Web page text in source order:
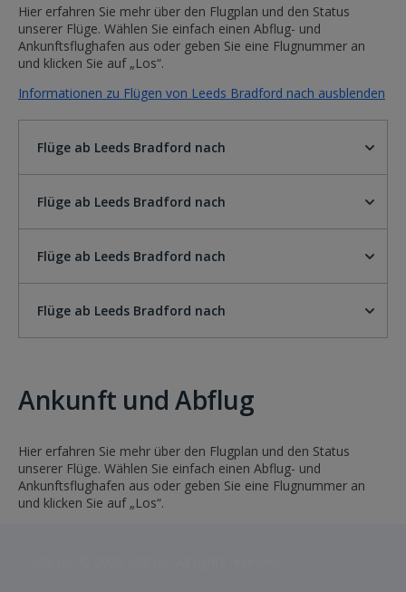
Hier erfahren Sie mehr über den Flugplan und den Status
unserer Flüge. Wählen Sie einfach einen Abflug- und
Ankunftsflughafen aus oder geben Sie eine Flugnummer an
und klicken Sie auf „Los“.
Informationen zu Flügen von Leeds Bradford nach ausblenden
Flüge ab Leeds Bradford nach
Flüge ab Leeds Bradford nach
Flüge ab Leeds Bradford nach
Flüge ab Leeds Bradford nach
Ankunft und Abflug
Hier erfahren Sie mehr über den Flugplan und den Status
unserer Flüge. Wählen Sie einfach einen Abflug- und
Ankunftsflughafen aus oder geben Sie eine Flugnummer an
und klicken Sie auf „Los“.